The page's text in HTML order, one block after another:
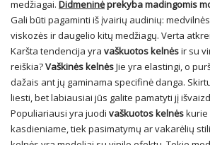
medžiagai. Didmeninėprekyba madingomis
Gali būti pagaminti iš įvairių audinių:
viskozės ir daugelio kitų medžiagų. Verta
Karšta tendencija yra vaškuotos kelnėsir su
reiškia?Vaškinės kelnėsJie yra elastingi, o
dažais ant jų gaminama specifinė danga.
liesti, bet labiausiai jūs galite pamatyti jį
Populiariausi yra juodi vaškuotos kelnėskurie
kasdieniame, tiek pasimatymų ar vakarėlių